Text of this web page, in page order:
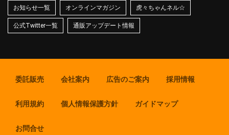
お知らせ一覧 オンラインマガジン 虎々ちゃんネル☆
公式Twitter一覧 通販アップデート情報
委託販売 会社案内 広告のご案内 採用情報
利用規約 個人情報保護方針 ガイドマップ
お問合せ